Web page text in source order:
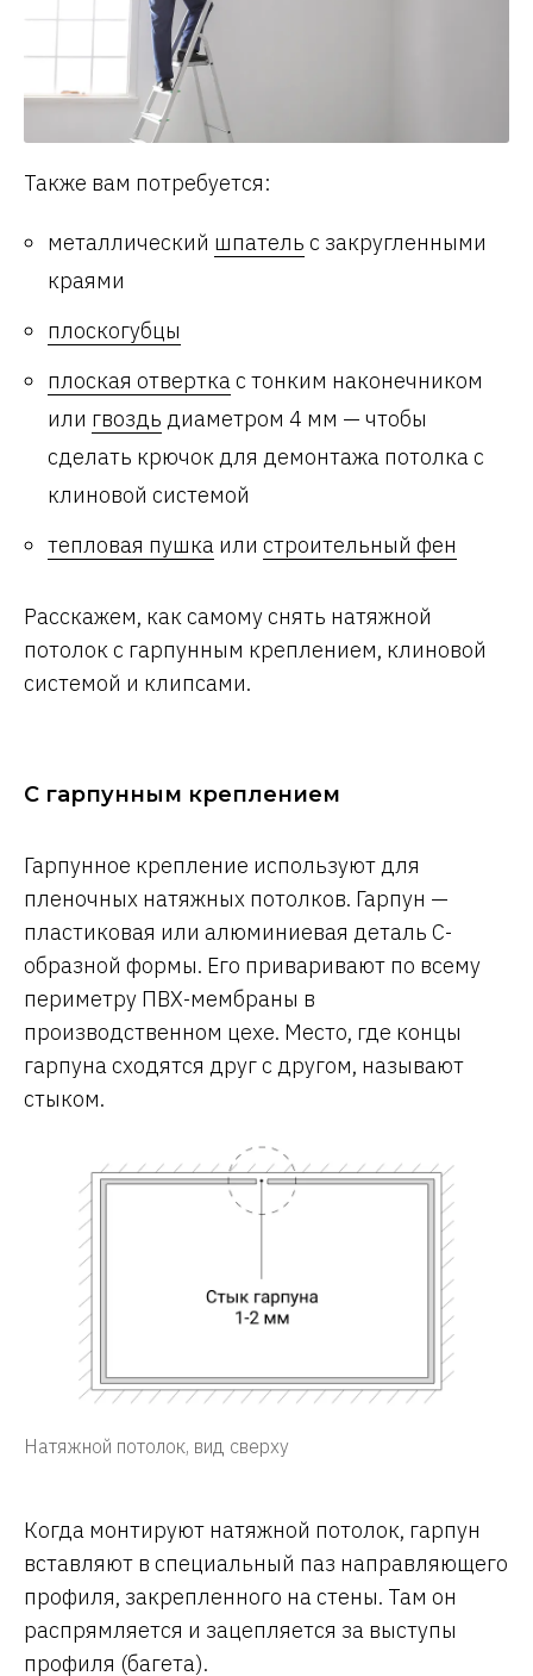
Также вам потребуется:
металлический шпатель с закругленными
краями
плоскогубцы
плоская отверткас тонким наконечником
или гвоздь диаметром 4 мм — чтобы
сделать крючок для демонтажа потолка с
клиновой системой
тепловая пушка или строительный фен
Расскажем, как самому снять натяжной
потолок с гарпунным креплением, клиновой
системой и клипсами.
С гарпунным креплением
Гарпунное крепление используют для
пленочных натяжных потолков. Гарпун —
пластиковая или алюминиевая деталь С-
образной формы. Его приваривают по всему
периметру ПВХ-мембраны в
производственном цехе. Место, где концы
гарпуна сходятся друг с другом, называют
стыком.
Натяжной потолок, вид сверху
Когда монтируют натяжной потолок, гарпун
вставляют в специальный паз направляющего
профиля, закрепленного на стены. Там он
распрямляется и зацепляется за выступы
профиля (багета).